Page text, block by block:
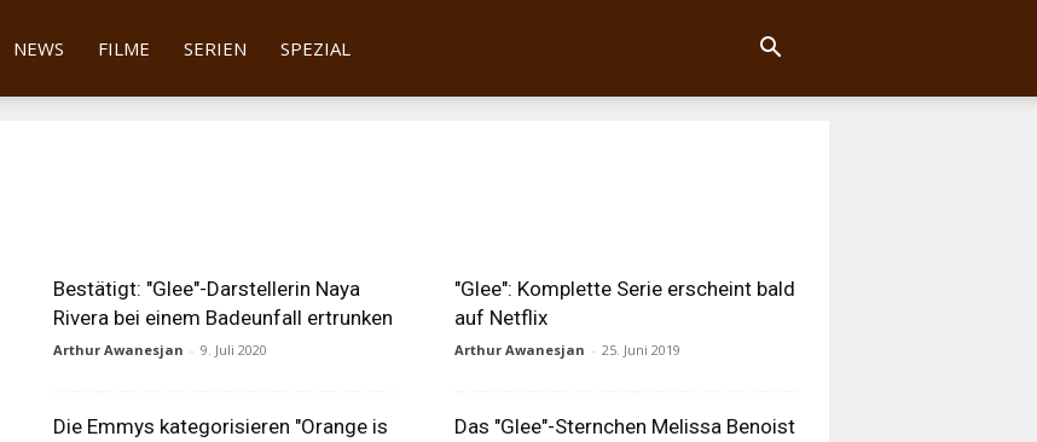
NEWS FILME SERIEN SPEZIAL
Bestätigt: "Glee"-Darstellerin Naya
Rivera bei einem Badeunfall ertrunken
Arthur Awanesjan - 9. Juli 2020
"Glee": Komplette Serie erscheint bald
auf Netflix
Arthur Awanesjan - 25. Juni 2019
Die Emmys kategorisieren "Orange is
Das "Glee"-Sternchen Melissa Benoist